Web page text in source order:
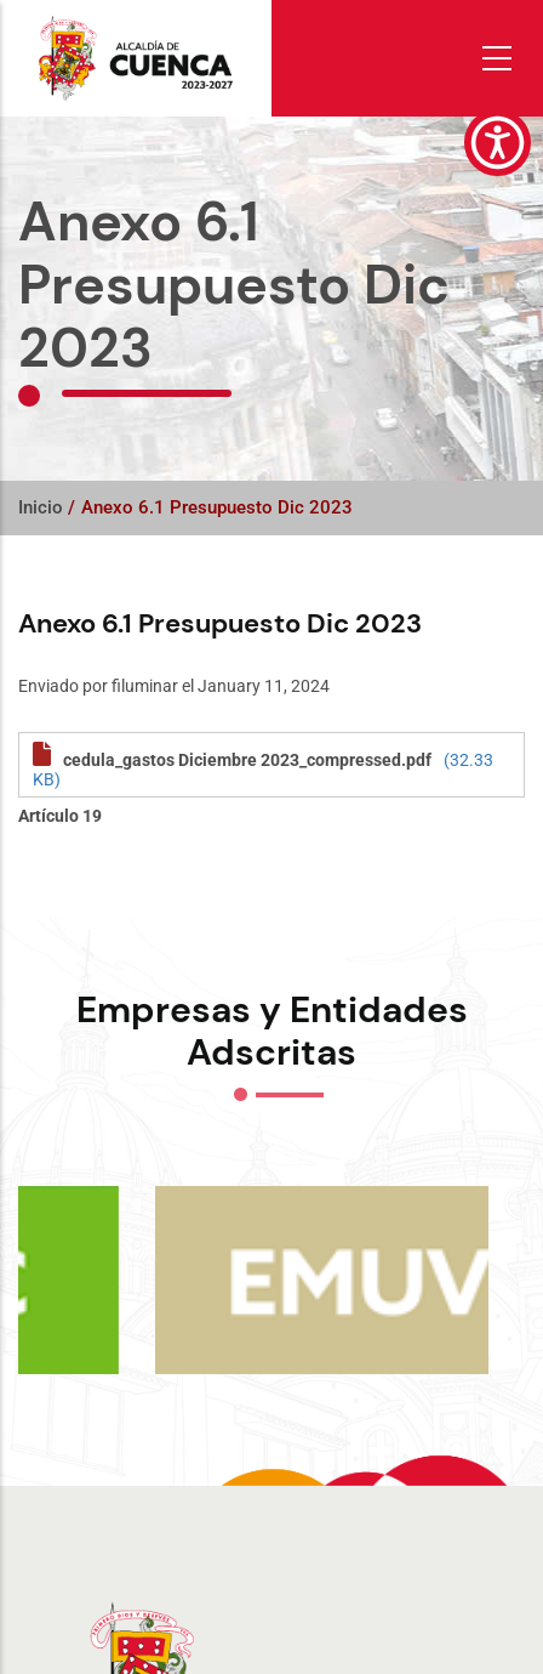
contenido
principal
Anexo 6.1
Presupuesto Dic
2023
Inicio / Anexo 6.1 Presupuesto Dic 2023
Anexo 6.1 Presupuesto Dic 2023
Enviado porfiluminarel January 11, 2024
cedula_gastos Diciembre 2023_compressed.pdf
(32.33
KB)
Artículo 19
Empresas y Entidades
Adscritas